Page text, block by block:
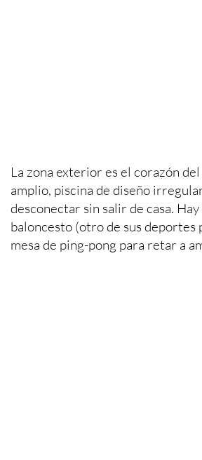
La zona exterior es el corazón
amplio, piscina de diseño
desconectar sin salir de casa. Hay
baloncesto (otro de sus deportes
mesa de ping-pong para retar a